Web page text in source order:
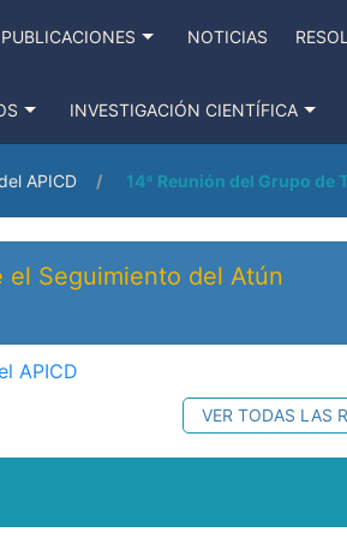
PUBLICACIONES NOTICIAS
INVESTIGACIÓN CIENTÍFICA
APICD 14ª Reunión del Grupo de
el Seguimiento del Atún
APICD
VER TODAS LAS